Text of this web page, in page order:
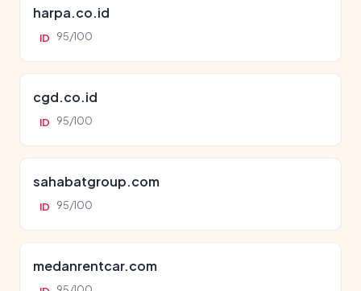
harpa.co.id
ID 95/100
cgd.co.id
ID 95/100
sahabatgroup.com
ID 95/100
medanrentcar.com